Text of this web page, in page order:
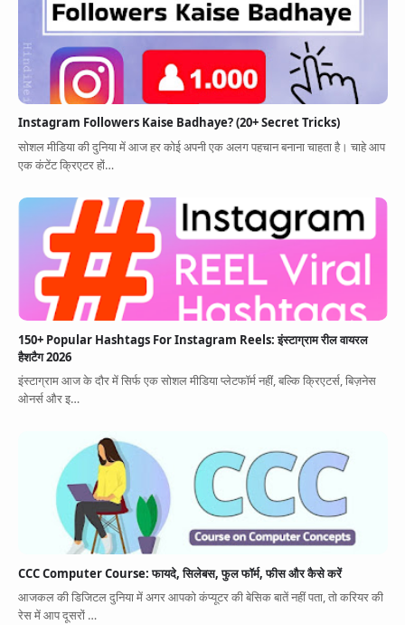
Instagram Followers Kaise Badhaye? (20+ Secret Tricks)
सोशल मीडिया की दुनिया में आज हर कोई अपनी एक अलग पहचान बनाना चाहता है। चाहे आप
एक कंटेंट क्रिएटर हों…
150+ Popular Hashtags For Instagram Reels: इंस्टाग्राम रील वायरल
हैशटैग 2026
इंस्टाग्राम आज के दौर में सिर्फ एक सोशल मीडिया प्लेटफॉर्म नहीं, बल्कि क्रिएटर्स, बिज़नेस
ओनर्स और इ…
CCC Computer Course: फायदे, सिलेबस, फुल फॉर्म, फीस और कैसे करें
आजकल की डिजिटल दुनिया में अगर आपको कंप्यूटर की बेसिक बातें नहीं पता, तो करियर की
रेस में आप दूसरों …